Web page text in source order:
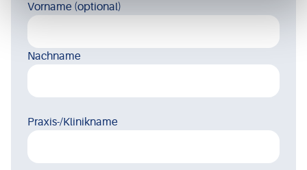
Vorname (optional)
Nachname
Praxis-/Klinikname